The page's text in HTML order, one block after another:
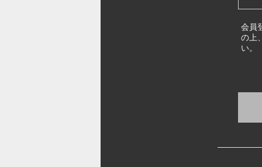
会員
の上
い。